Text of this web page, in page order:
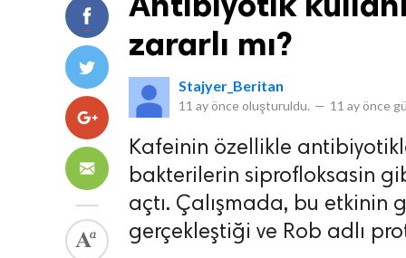
zararlı mı?
Stajyer_Beritan
11 ay önce oluşturuldu. — 11 ay önce
Kafeinin özellikle
bakterilerin siprofloksasin
açtı. Çalışmada, bu etkinin
gerçekleştiği ve Rob adlı